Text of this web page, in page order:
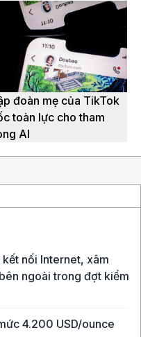
đoàn mẹ của TikTok
toàn lực cho tham
AI
nối Internet, xâm
ngoài trong đợt kiểm
4.200 USD/ounce